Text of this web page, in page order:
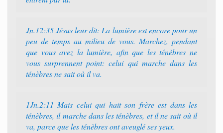
Jn.12:35 Jésus leur dit: La lumière est encore pour un
peu de temps au milieu de vous. Marchez, pendant
que vous avez la lumière, afin que les ténèbres ne
vous surprennent point: celui qui marche dans les
ténèbres ne sait où il va.
1Jn.2:11 Mais celui qui hait son frère est dans les
ténèbres, il marche dans les ténèbres, et il ne sait où il
va, parce que les ténèbres ont aveuglé ses yeux.